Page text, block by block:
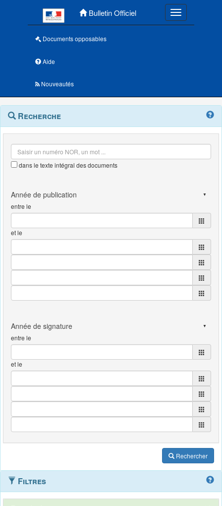
Bulletin Officiel Toggle
Documents opposables
Aide
Nouveautés
Navigation
outils
Menu
contextuel
Recherche
dans le texte intégral des documents
entre le
et le
entre le
et le
Rechercher
Filtres